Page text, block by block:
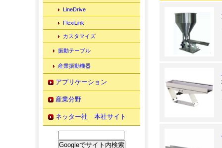
LineDrive
FlexiLink
カスタマイズ
振動テーブル
産業振動機器
アプリケーション
産業分野
ネッター社 本社サイト